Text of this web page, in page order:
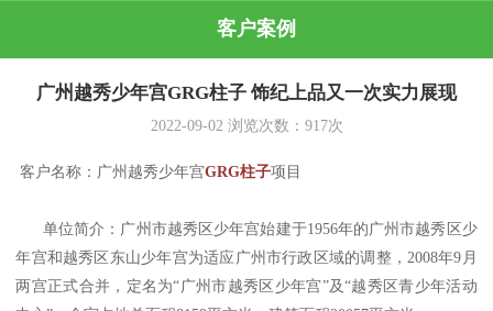
客户案例
广州越秀少年宫GRG柱子 饰纪上品又一次实力展现
2022-09-02 浏览次数： 917次
客户名称：广州越秀少年宫GRG柱子项目
单位简介：广州市越秀区少年宫始建于1956年的广州市越秀区少
年宫和越秀区东山少年宫为适应广州市行政区域的调整，2008年9月
两宫正式合并，定名为“广州市越秀区少年宫”及“越秀区青少年活动